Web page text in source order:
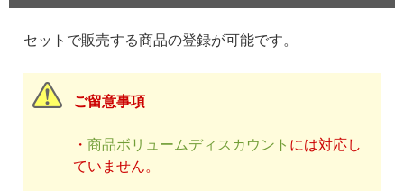
セットで販売する商品の登録が可能です。
ご留意事項
・ 商品ボリュームディスカウント には対応し
ていません。